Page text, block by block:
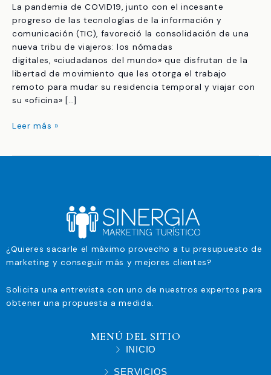
La pandemia de COVID19, junto con el incesante
progreso de las tecnologías de la información y
comunicación (TIC), favoreció la consolidación de una
nueva tribu de viajeros: los nómadas
digitales, «ciudadanos del mundo» que disfrutan de la
libertad de movimiento que les otorga el trabajo
remoto para mudar su residencia temporal y viajar con
su «oficina» […]
Leer más »
¿Quieres sacarle el máximo provecho a tu presupuesto de
marketing y conseguir más y mejores clientes?
Solicita una entrevista con uno de nuestros expertos para
obtener una propuesta a medida.
MENÚ DEL SITIO
INICIO
SERVICIOS